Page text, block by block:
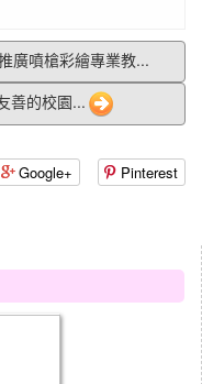
廣噴槍彩繪專業教...
善的校園...
Google+ Pinterest